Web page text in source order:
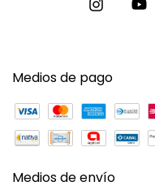
Medios de pago
Medios de envío